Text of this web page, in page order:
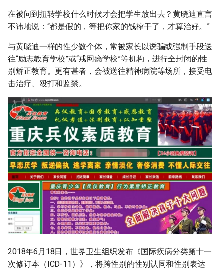
在被问到扭转学校什么时候才会把学生放出去？黄晓迪直言
不讳地说：“都是假的，等把你家的钱榨干了，才算治好。”
与黄晓迪一样的性少数个体，常被家长以诱骗或强制手段送
往“励志教育学校”或“戒网瘾学校”等机构，进行全封闭的性
别矫正教育。更有甚者，会被送往精神病院等场所，接受电
击治疗、殴打和监禁。
2018年6月18日，世界卫生组织发布《国际疾病分类第十一
次修订本（ICD-11）》，将跨性别的性别认同和性别表达